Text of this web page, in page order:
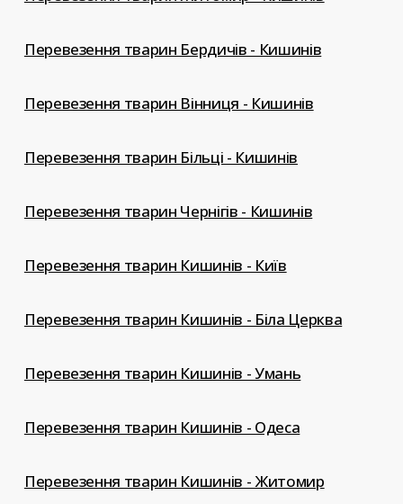
Перевезення тварин Бердичів - Кишинів
Перевезення тварин Вінниця - Кишинів
Перевезення тварин Більці - Кишинів
Перевезення тварин Чернігів - Кишинів
Перевезення тварин Кишинів - Київ
Перевезення тварин Кишинів - Біла Церква
Перевезення тварин Кишинів - Умань
Перевезення тварин Кишинів - Одеса
Перевезення тварин Кишинів - Житомир